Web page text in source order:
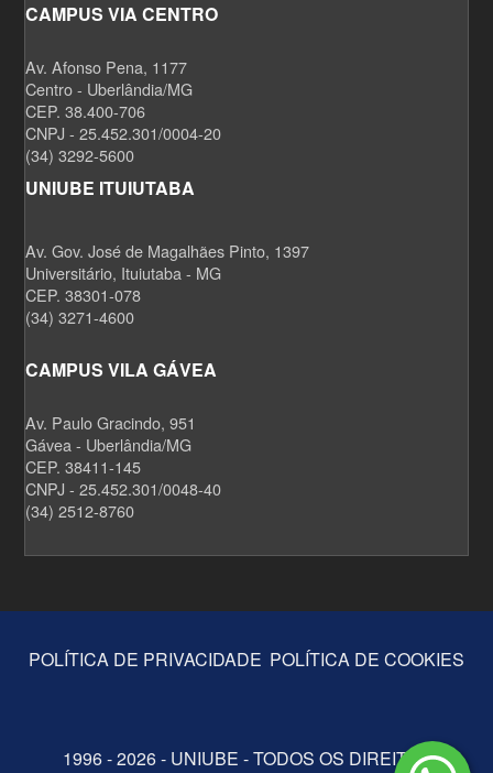
CAMPUS VIA CENTRO
Av. Afonso Pena, 1177
Centro - Uberlândia/MG
CEP. 38.400-706
CNPJ - 25.452.301/0004-20
(34) 3292-5600
UNIUBE ITUIUTABA
Av. Gov. José de Magalhães Pinto, 1397
Universitário, Ituiutaba - MG
CEP. 38301-078
(34) 3271-4600
CAMPUS VILA GÁVEA
Av. Paulo Gracindo, 951
Gávea - Uberlândia/MG
CEP. 38411-145
CNPJ - 25.452.301/0048-40
(34) 2512-8760
POLÍTICA DE PRIVACIDADE POLÍTICA DE COOKIES
1996 - 2026 - UNIUBE - TODOS OS DIREITOS